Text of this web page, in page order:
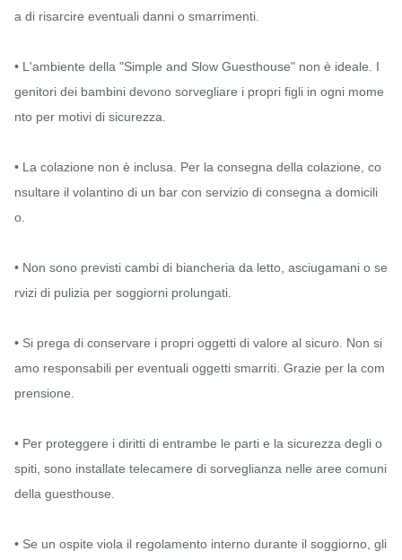
a di risarcire eventuali danni o smarrimenti.
• L'ambiente della "Simple and Slow Guesthouse" non è ideale. I
genitori dei bambini devono sorvegliare i propri figli in ogni mome
nto per motivi di sicurezza.
• La colazione non è inclusa. Per la consegna della colazione, co
nsultare il volantino di un bar con servizio di consegna a domicili
o.
• Non sono previsti cambi di biancheria da letto, asciugamani o se
rvizi di pulizia per soggiorni prolungati.
• Si prega di conservare i propri oggetti di valore al sicuro. Non si
amo responsabili per eventuali oggetti smarriti. Grazie per la com
prensione.
• Per proteggere i diritti di entrambe le parti e la sicurezza degli o
spiti, sono installate telecamere di sorveglianza nelle aree comuni
della guesthouse.
• Se un ospite viola il regolamento interno durante il soggiorno, gli